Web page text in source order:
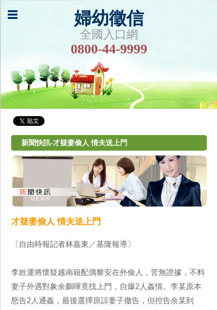
婦幼徵信
全國入口網
0800-44-9999
新聞快訊-才疑妻偷人 情夫送上門
才疑妻偷人 情夫送上門
〔自由時報記者林嘉東／基隆報導〕
李姓運將懷疑越南籍配偶黎安在外偷人，苦無證據，不料
妻子外遇對象余鵬暉竟找上門，自爆2人姦情。李某原本
怒告2人通姦，最後選擇原諒妻子撤告，但控告余某到